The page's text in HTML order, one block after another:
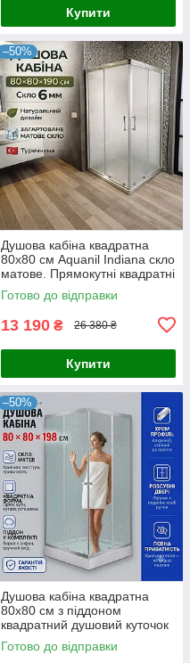
Купити
–50%
Душова кабіна квадратна
80х80 см Aquanil Indiana скло
матове. Прямокутні квадратні
душові кабіни
Готово до відправки
13 190 ₴ 26 380 ₴
Купити
–50%
Душова кабіна квадратна
80x80 см з піддоном
квадратний душовий куточок
Готово до відправки